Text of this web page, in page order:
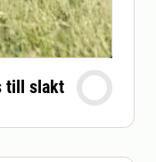
till slakt